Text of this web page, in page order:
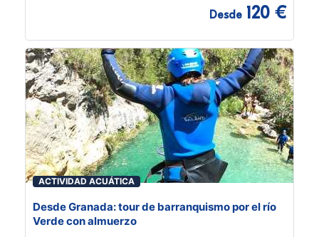
Desde 120 €
ACTIVIDAD ACUÁTICA
Desde Granada: tour de barranquismo por el río
Verde con almuerzo